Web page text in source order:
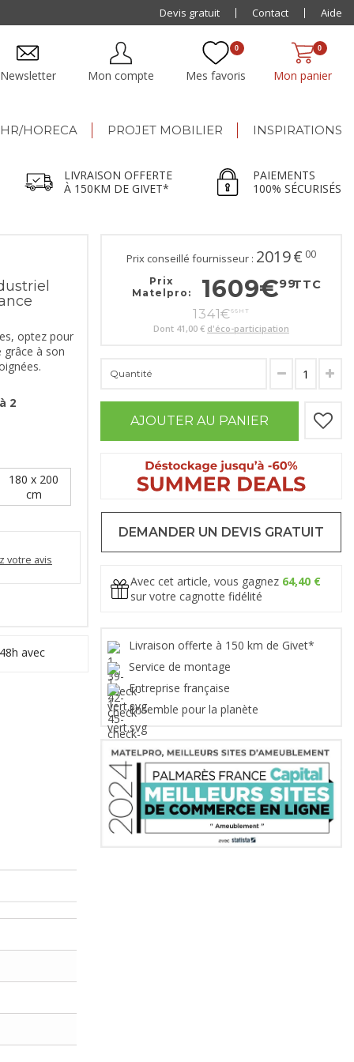
Mon panier
0
Mes favoris
0
Mon compte
Newsletter
HORECA PROJET MOBILIER INSPIRATIONS
LIVRAISON OFFERTE
À 150KM DE GIVET*
PAIEMENTS
100% SÉCURISÉS
optez pour
grâce à son
2
180 x 200
cm
votre avis
avec
Prix conseillé fournisseur : 2019€ 00
Prix
Matelpro:
1609€99TTC
1341€66 HT
Dont 41,00 € d'éco-participation
Quantité
AJOUTER AU PANIER
DEMANDER UN DEVIS GRATUIT
Avec cet article, vous gagnez 64,40 €
sur votre cagnotte fidélité
Livraison offerte à 150 km de Givet*
Service de montage
Entreprise française
Ensemble pour la planète
Livraison offerte dès 500€ jusqu'à 150km de Givet
Devis gratuit Contact Aide